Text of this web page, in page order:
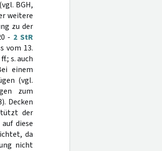
BGH,
weitere
zu der
- 2 StR
vom 13.
s. auch
einem
(vgl.
zum
Decken
der
diese
da
nicht